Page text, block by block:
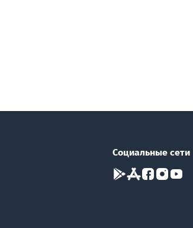
Социальные сети